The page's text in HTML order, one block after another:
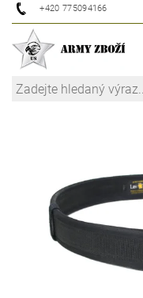
+420 775094166